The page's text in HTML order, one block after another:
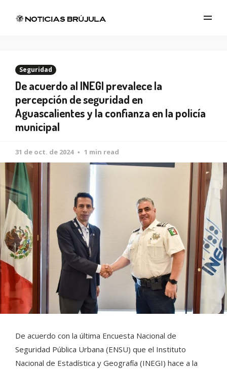
Seguridad
De acuerdo al INEGI prevalece la
percepción de seguridad en
Aguascalientes y la confianza en la policía
municipal
31 de oct. de 2024 1 min read
De acuerdo con la última Encuesta Nacional de
Seguridad Pública Urbana (ENSU) que el Instituto
Nacional de Estadística y Geografía (INEGI) hace a la